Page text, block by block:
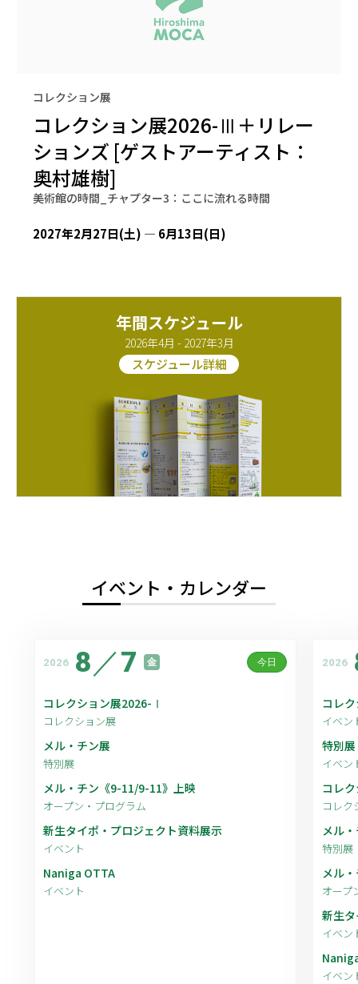
コレクション展
コレクション展2026-Ⅲ＋リレー
ションズ [ゲストアーティスト：
奥村雄樹]
美術館の時間_チャプター3：ここに流れる時間
2027年2月27日(土) — 6月13日(日)
年間スケジュール
2026年4月 - 2027年3月
スケジュール詳細
イベント・カレンダー
2026 8／7 金 今日
コレクション展2026-Ⅰ
コレクション展
メル・チン展
特別展
メル・チン《9-11/9-11》上映
オープン・プログラム
新生タイポ・プロジェクト資料展示
イベント
Naniga OTTA
イベント
2026
コレ
イベン
特別
イベン
コレ
コレク
メル
特別展
メル
オープ
新生
イベン
イベン